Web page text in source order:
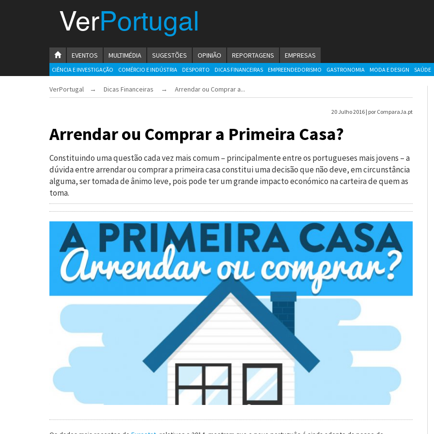
Empreendedorismo
Ambiente e Energia
Construção e Imobiliário
Cultura e Educação
Gastronomia
Electrónica e Informática
Banca e Seguros
Ciência e Investigação
VerPortugal
HOMEPAGE
EVENTOS MULTIMÉDIA SUGESTÕES OPINIÃO REPORTAGENS EMPRESAS
CIÊNCIA E INVESTIGAÇÃO COMÉRCIO E INDÚSTRIA DESPORTO DICAS FINANCEIRAS EMPREENDEDORISMO GASTRONOMIA MODA E DESIGN SAÚDE
VerPortugal → Dicas Financeiras → Arrendar ou Comprar a...
20 Julho 2016 | por ComparaJa.pt
Arrendar ou Comprar a Primeira Casa?
Constituindo uma questão cada vez mais comum – principalmente entre os portugueses mais jovens – a
dúvida entre arrendar ou comprar a primeira casa constitui uma decisão que não deve, em circunstância
alguma, ser tomada de ânimo leve, pois pode ter um grande impacto económico na carteira de quem as
toma.